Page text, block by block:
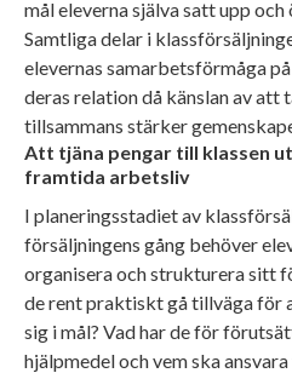
mål eleverna själva satt upp och
Samtliga delar i
elevernas samarbetsförmåga
deras relation då känslan av att
tillsammans stärker
Att tjäna pengar till klassen
framtida arbetsliv
I planeringsstadiet av
försäljningens gång behöver
organisera och strukturera sitt
de rent praktiskt gå tillväga för
sig i mål? Vad har de för
hjälpmedel och vem ska